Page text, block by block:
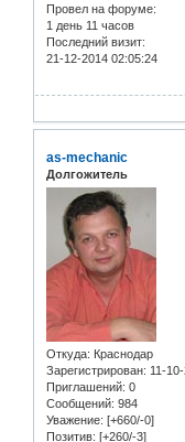
Провел на форуме:
1 день 11 часов
Последний визит:
21-12-2014 02:05:24
as-mechanic
Долгожитель
Откуда: Краснодар
Зарегистрирован: 11-
Приглашений: 0
Сообщений: 984
Уважение: [+660/-0]
Позитив: [+260/-3]